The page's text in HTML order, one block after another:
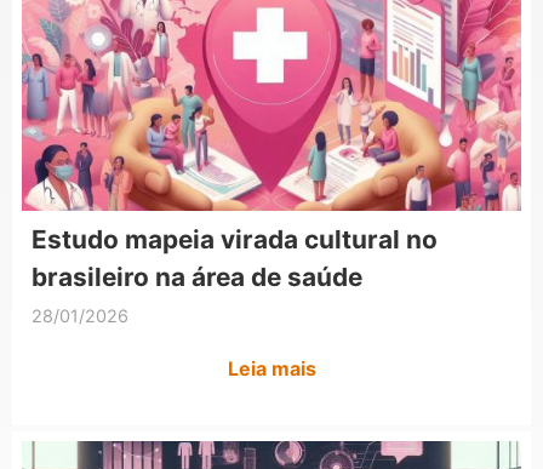
Estudo mapeia virada cultural no
brasileiro na área de saúde
28/01/2026
Leia mais